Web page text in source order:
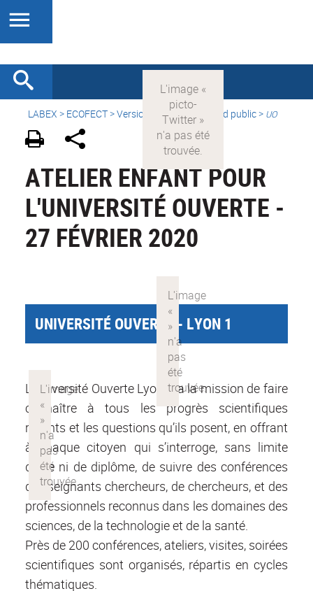
LABEX > ECOFECT>Version française > Grand public > UO
ATELIER ENFANT POUR
L'UNIVERSITÉ OUVERTE -
27 FÉVRIER 2020
UNIVERSITÉ OUVERTE - LYON 1
L'Université Ouverte Lyon 1 a la mission de faire
connaître à tous les progrès scientifiques
récents et les questions qu’ils posent, en offrant
à chaque citoyen qui s’interroge, sans limite
d’âge ni de diplôme, de suivre des conférences
d’enseignants chercheurs, de chercheurs, et des
professionnels reconnus dans les domaines des
sciences, de la technologie et de la santé.
Près de 200 conférences, ateliers, visites, soirées
scientifiques sont organisés, répartis en cycles
thématiques.